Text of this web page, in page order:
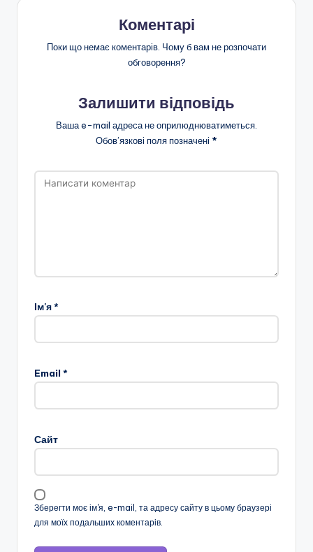
ї
в
и
е
ь
к
ї
о
л
а
Коментарі
Поки що немає коментарів. Чому б вам не розпочати
обговорення?
Залишити відповідь
Ваша e-mail адреса не оприлюднюватиметься.
Обов’язкові поля позначені *
Ім'я*
Email *
Сайт
Зберегти моє ім'я, e-mail, та адресу сайту в цьому браузері
для моїх подальших коментарів.